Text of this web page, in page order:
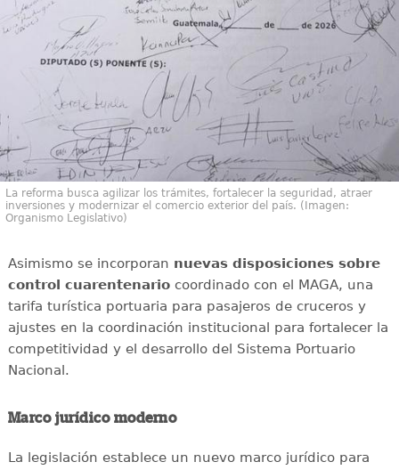
La reforma busca agilizar los trámites, fortalecer la seguridad, atraer
inversiones y modernizar el comercio exterior del país. (Imagen:
Organismo Legislativo)
Asimismo se incorporan nuevas disposiciones sobre
control cuarentenariocoordinado con el MAGA, una
tarifa turística portuaria para pasajeros de cruceros y
ajustes en la coordinación institucional para fortalecer la
competitividad y el desarrollo del Sistema Portuario
Nacional.
Marco jurídico moderno
La legislación establece un nuevo marco jurídico para